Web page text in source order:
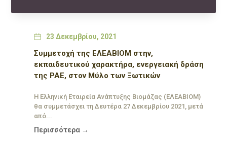
Συμμετοχή της ΕΛΕΑΒΙΟΜ στην,
εκπαιδευτικού χαρακτήρα, ενεργειακή δράση
της ΡΑΕ, στον Μύλο των Ξωτικών
Date23 Δεκεμβρίου, 2021
Η Ελληνική Εταιρεία Ανάπτυξης Βιομάζας (ΕΛΕΑΒΙΟΜ)
θα συμμετάσχει τη Δευτέρα 27 Δεκεμβρίου 2021, μετά
από...
Περισσότερα →